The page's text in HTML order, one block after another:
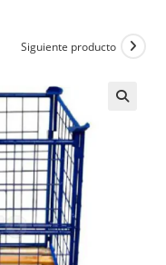
Siguiente producto